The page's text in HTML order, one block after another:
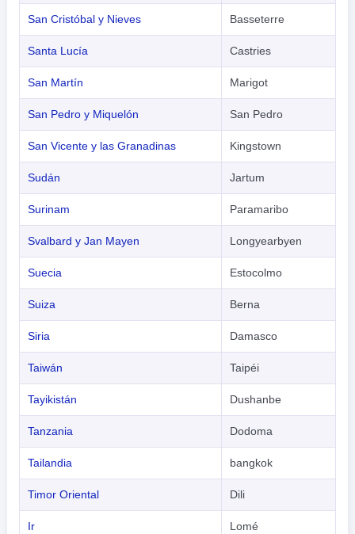
San Cristóbal y Nieves Basseterre
Santa Lucía Castries
San Martín Marigot
San Pedro y Miquelón San Pedro
San Vicente y las Granadinas Kingstown
Sudán Jartum
Surinam Paramaribo
Svalbard y Jan Mayen Longyearbyen
Suecia Estocolmo
Suiza Berna
Siria Damasco
Taiwán Taipéi
Tayikistán Dushanbe
Tanzania Dodoma
Tailandia bangkok
Timor Oriental Dili
Ir Lomé